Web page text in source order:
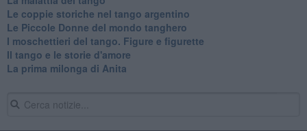
Le coppie storiche nel tango argentino
​Le Piccole Donne del mondo tanghero
I moschettieri del tango. Figure e figurette
Il tango e le storie d'amore
​La prima milonga di Anita